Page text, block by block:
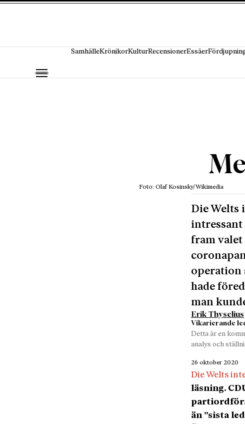
SamhälleKrönikorKulturRecensionerEssäer
Foto: Olaf Kosinsky/Wikimedia
Die Welts
intressant
fram
operation
hade
man
Erik Thyselius
Vikarierande
Detta är en
analys och
26 oktober 2020
Die Welts
läsning.
än ”sista